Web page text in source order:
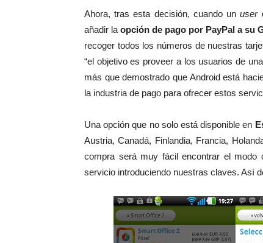
Ahora, tras esta decisión, cuando un user
añadir la opción de pago por PayPal a su
recoger todos los números de nuestras
“el objetivo es proveer a los usuarios de
más que demostrado que Android está
la industria de pago para ofrecer estos
Una opción que no solo está disponible en
Austria, Canadá, Finlandia, Francia,
compra será muy fácil encontrar el
servicio introduciendo nuestras claves. Así